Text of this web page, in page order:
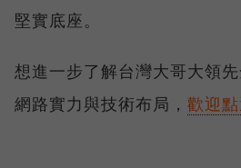
堅實底座。
想進一步了解台灣大哥大領
網路實力與技術布局， 歡迎點